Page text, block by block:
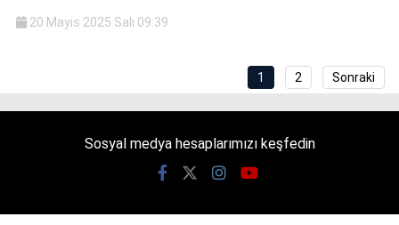
20 Mayıs 2025 Salı 09:39
1 2 Sonraki
Sosyal medya hesaplarımızı keşfedin